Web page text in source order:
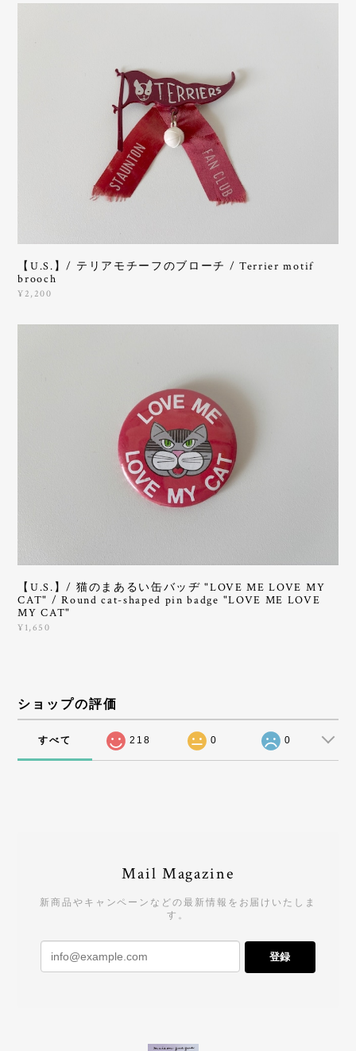
【U.S.】/ テリアモチーフのブローチ / Terrier motif
brooch
¥2,200
【U.S.】/ 猫のまあるい缶バッヂ "LOVE ME LOVE MY
CAT" / Round cat-shaped pin badge "LOVE ME LOVE
MY CAT"
¥1,650
ショップの評価
すべて 218 0 0
Mail Magazine
新商品やキャンペーンなどの最新情報をお届けいたしま
す。
登録